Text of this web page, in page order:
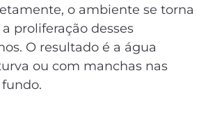
o ambiente se torna
proliferação desses
O resultado é a água
ou com manchas nas